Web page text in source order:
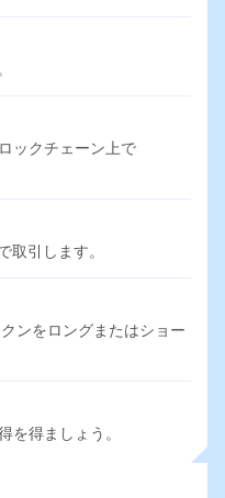
ックチェーン上で
取引します。
ンをロングまたはショー
を得ましょう。